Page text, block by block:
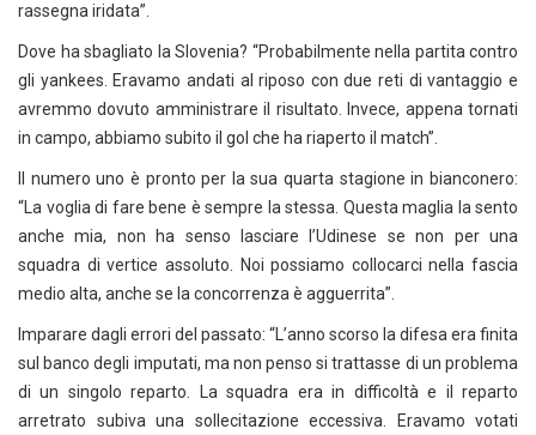
rassegna iridata”.
Dove ha sbagliato la Slovenia? “Probabilmente nella partita contro
gli yankees. Eravamo andati al riposo con due reti di vantaggio e
avremmo dovuto amministrare il risultato. Invece, appena tornati
in campo, abbiamo subito il gol che ha riaperto il match”.
Il numero uno è pronto per la sua quarta stagione in bianconero:
“La voglia di fare bene è sempre la stessa. Questa maglia la sento
anche mia, non ha senso lasciare l’Udinese se non per una
squadra di vertice assoluto. Noi possiamo collocarci nella fascia
medio alta, anche se la concorrenza è agguerrita”.
Imparare dagli errori del passato: “L’anno scorso la difesa era finita
sul banco degli imputati, ma non penso si trattasse di un problema
di un singolo reparto. La squadra era in difficoltà e il reparto
arretrato subiva una sollecitazione eccessiva. Eravamo votati